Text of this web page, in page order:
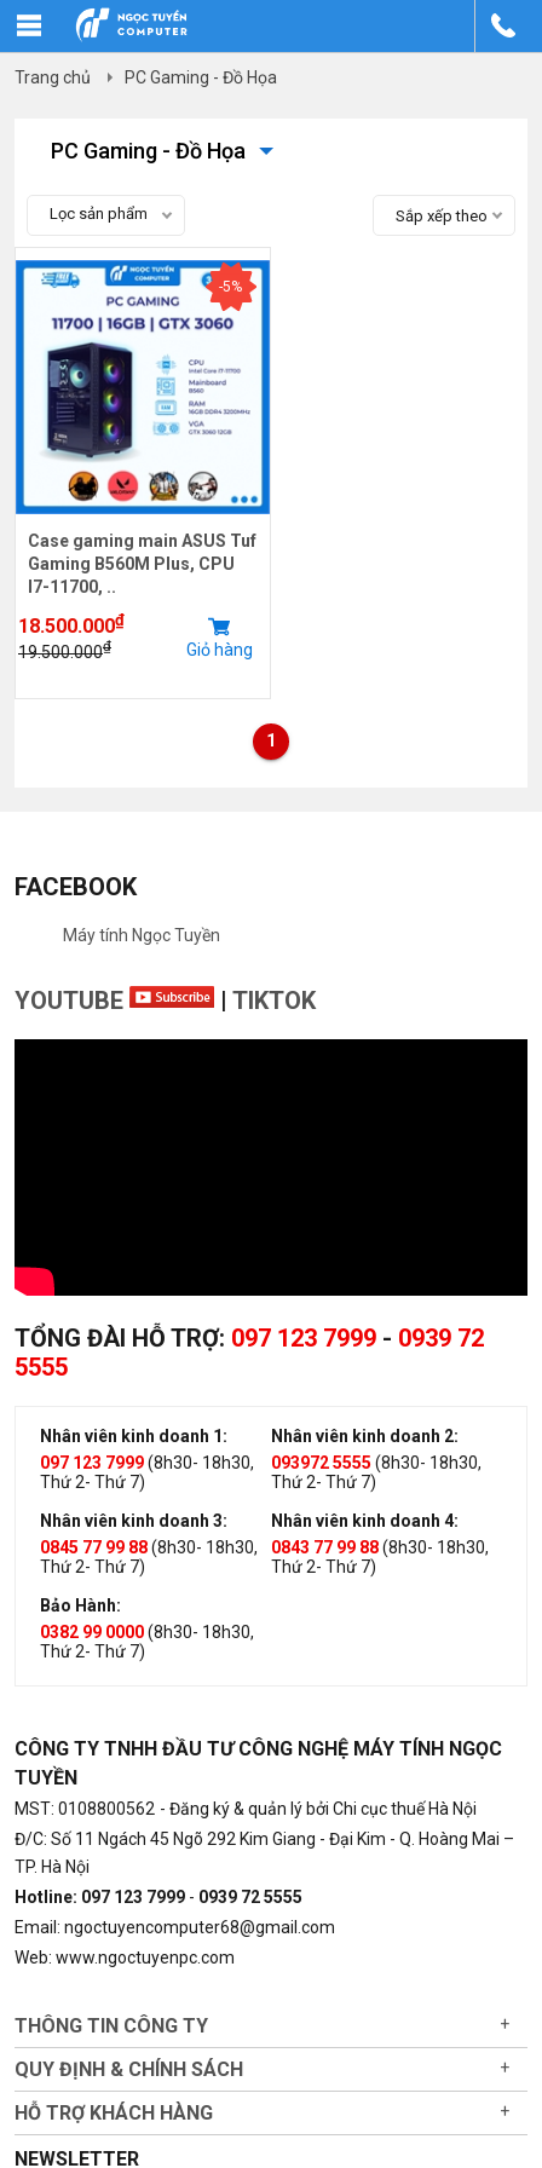
Trang chủ PC Gaming - Đồ Họa
PC Gaming - Đồ Họa
Lọc sản phẩm Sắp xếp theo
-5%
Case gaming main ASUS Tuf
Gaming B560M Plus, CPU
I7-11700, ..
18.500.000₫
19.500.000₫ Giỏ hàng
1
FACEBOOK
Máy tính Ngọc Tuyền
YOUTUBE | TIKTOK
TỔNG ĐÀI HỖ TRỢ: 097 123 7999 - 0939 72
5555
Nhân viên kinh doanh 1:
097 123 7999(8h30- 18h30,
Thứ 2- Thứ 7)
Nhân viên kinh doanh 2:
093972 5555 (8h30- 18h30,
Thứ 2- Thứ 7)
Nhân viên kinh doanh 3:
0845 77 99 88(8h30- 18h30,
Thứ 2- Thứ 7)
Nhân viên kinh doanh 4:
0843 77 99 88(8h30- 18h30,
Thứ 2- Thứ 7)
Bảo Hành:
0382 99 0000(8h30- 18h30,
Thứ 2- Thứ 7)
CÔNG TY TNHH ĐẦU TƯ CÔNG NGHỆ MÁY TÍNH NGỌC
TUYỀN
MST: 0108800562 - Đăng ký & quản lý bởi Chi cục thuế Hà Nội
Đ/C: Số 11 Ngách 45 Ngõ 292 Kim Giang - Đại Kim - Q. Hoàng Mai –
TP. Hà Nội
Hotline: 097 123 7999 - 0939 72 5555
Email: ngoctuyencomputer68@gmail.com
Web: www.ngoctuyenpc.com
THÔNG TIN CÔNG TY +
QUY ĐỊNH & CHÍNH SÁCH +
HỖ TRỢ KHÁCH HÀNG +
NEWSLETTER